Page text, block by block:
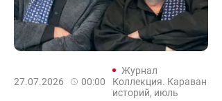
27.07.2026 00:00
Журнал
Коллекция. Караван
историй, июль